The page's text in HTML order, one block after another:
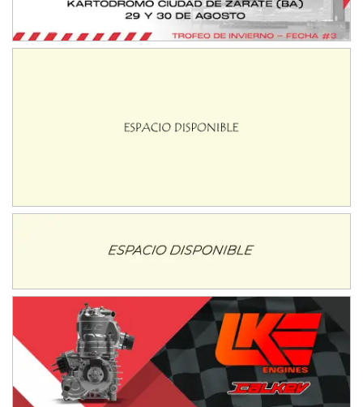
José Samuel Sánchez (Tierra)
TUCUMANO - F5